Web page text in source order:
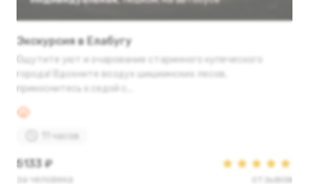
Экскурсия в Елабугу
Ощутите уют и очарование старинного купеческого
города! Вдохните воздух шишкинских лесов,
прикоснитесь к седой с...
11 часов
5133 ₽
за человека отзывов